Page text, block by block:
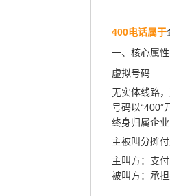
400电话属于
一、核心属性
虚拟号码
无实体线路
号码以“400”
终身归属企
主被叫分摊
主叫方：支
被叫方：承